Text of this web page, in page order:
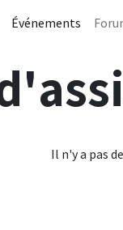
Événements
Il n'y a pas